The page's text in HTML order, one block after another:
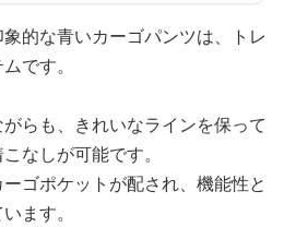
的な青いカーゴパンツは、トレ
です。
らも、きれいなラインを保って
なしが可能です。
ゴポケットが配され、機能性と
ます。